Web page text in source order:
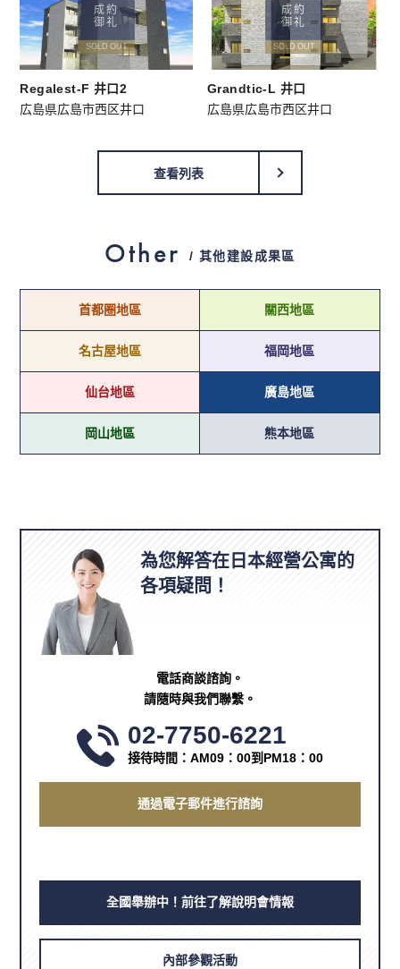
成約
御礼
SOLD OUT
Regalest-F 井口2
広島県広島市西区井口
成約
御礼
SOLD OUT
Grandtic-L 井口
広島県広島市西区井口
查看列表
Other / 其他建設成果區
首都圈地區 關西地區
名古屋地區 福岡地區
仙台地區 廣島地區
岡山地區 熊本地區
為您解答在日本經營公寓的
各項疑問！
電話商談諮詢。
請隨時與我們聯繫。
02-7750-6221
接待時間：AM09：00到PM18：00
通過電子郵件進行諮詢
全國舉辦中！前往了解說明會情報
內部參觀活動